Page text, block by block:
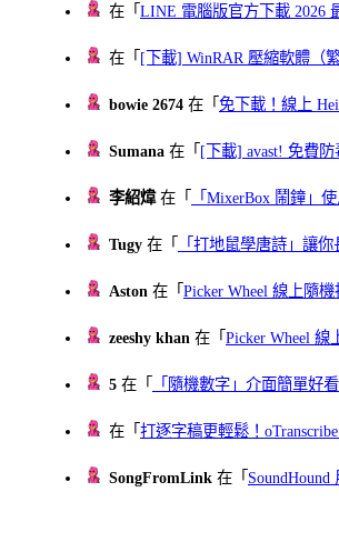
在「LINE 電腦版官方下載 2026
在「 [下載] WinRAR 壓縮軟體（
bowie 2674 在「免下載！線上
Sumana 在「 [下載] avast! 免費
李紹煒在「 「MixerBox 鬧鐘」
Tugy 在「 「打地鼠學唐詩」讓
Aston 在「Picker Wheel 線上隨
zeeshy khan 在「Picker Wheel 線
5 在「 「隨機數字」介面簡單好
在「打逐字稿更輕鬆！
SongFromLink 在「